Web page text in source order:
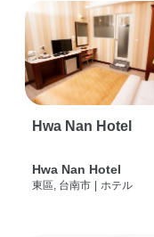
Hwa Nan Hotel
Hwa Nan Hotel
東區, 台南市 | ホテル